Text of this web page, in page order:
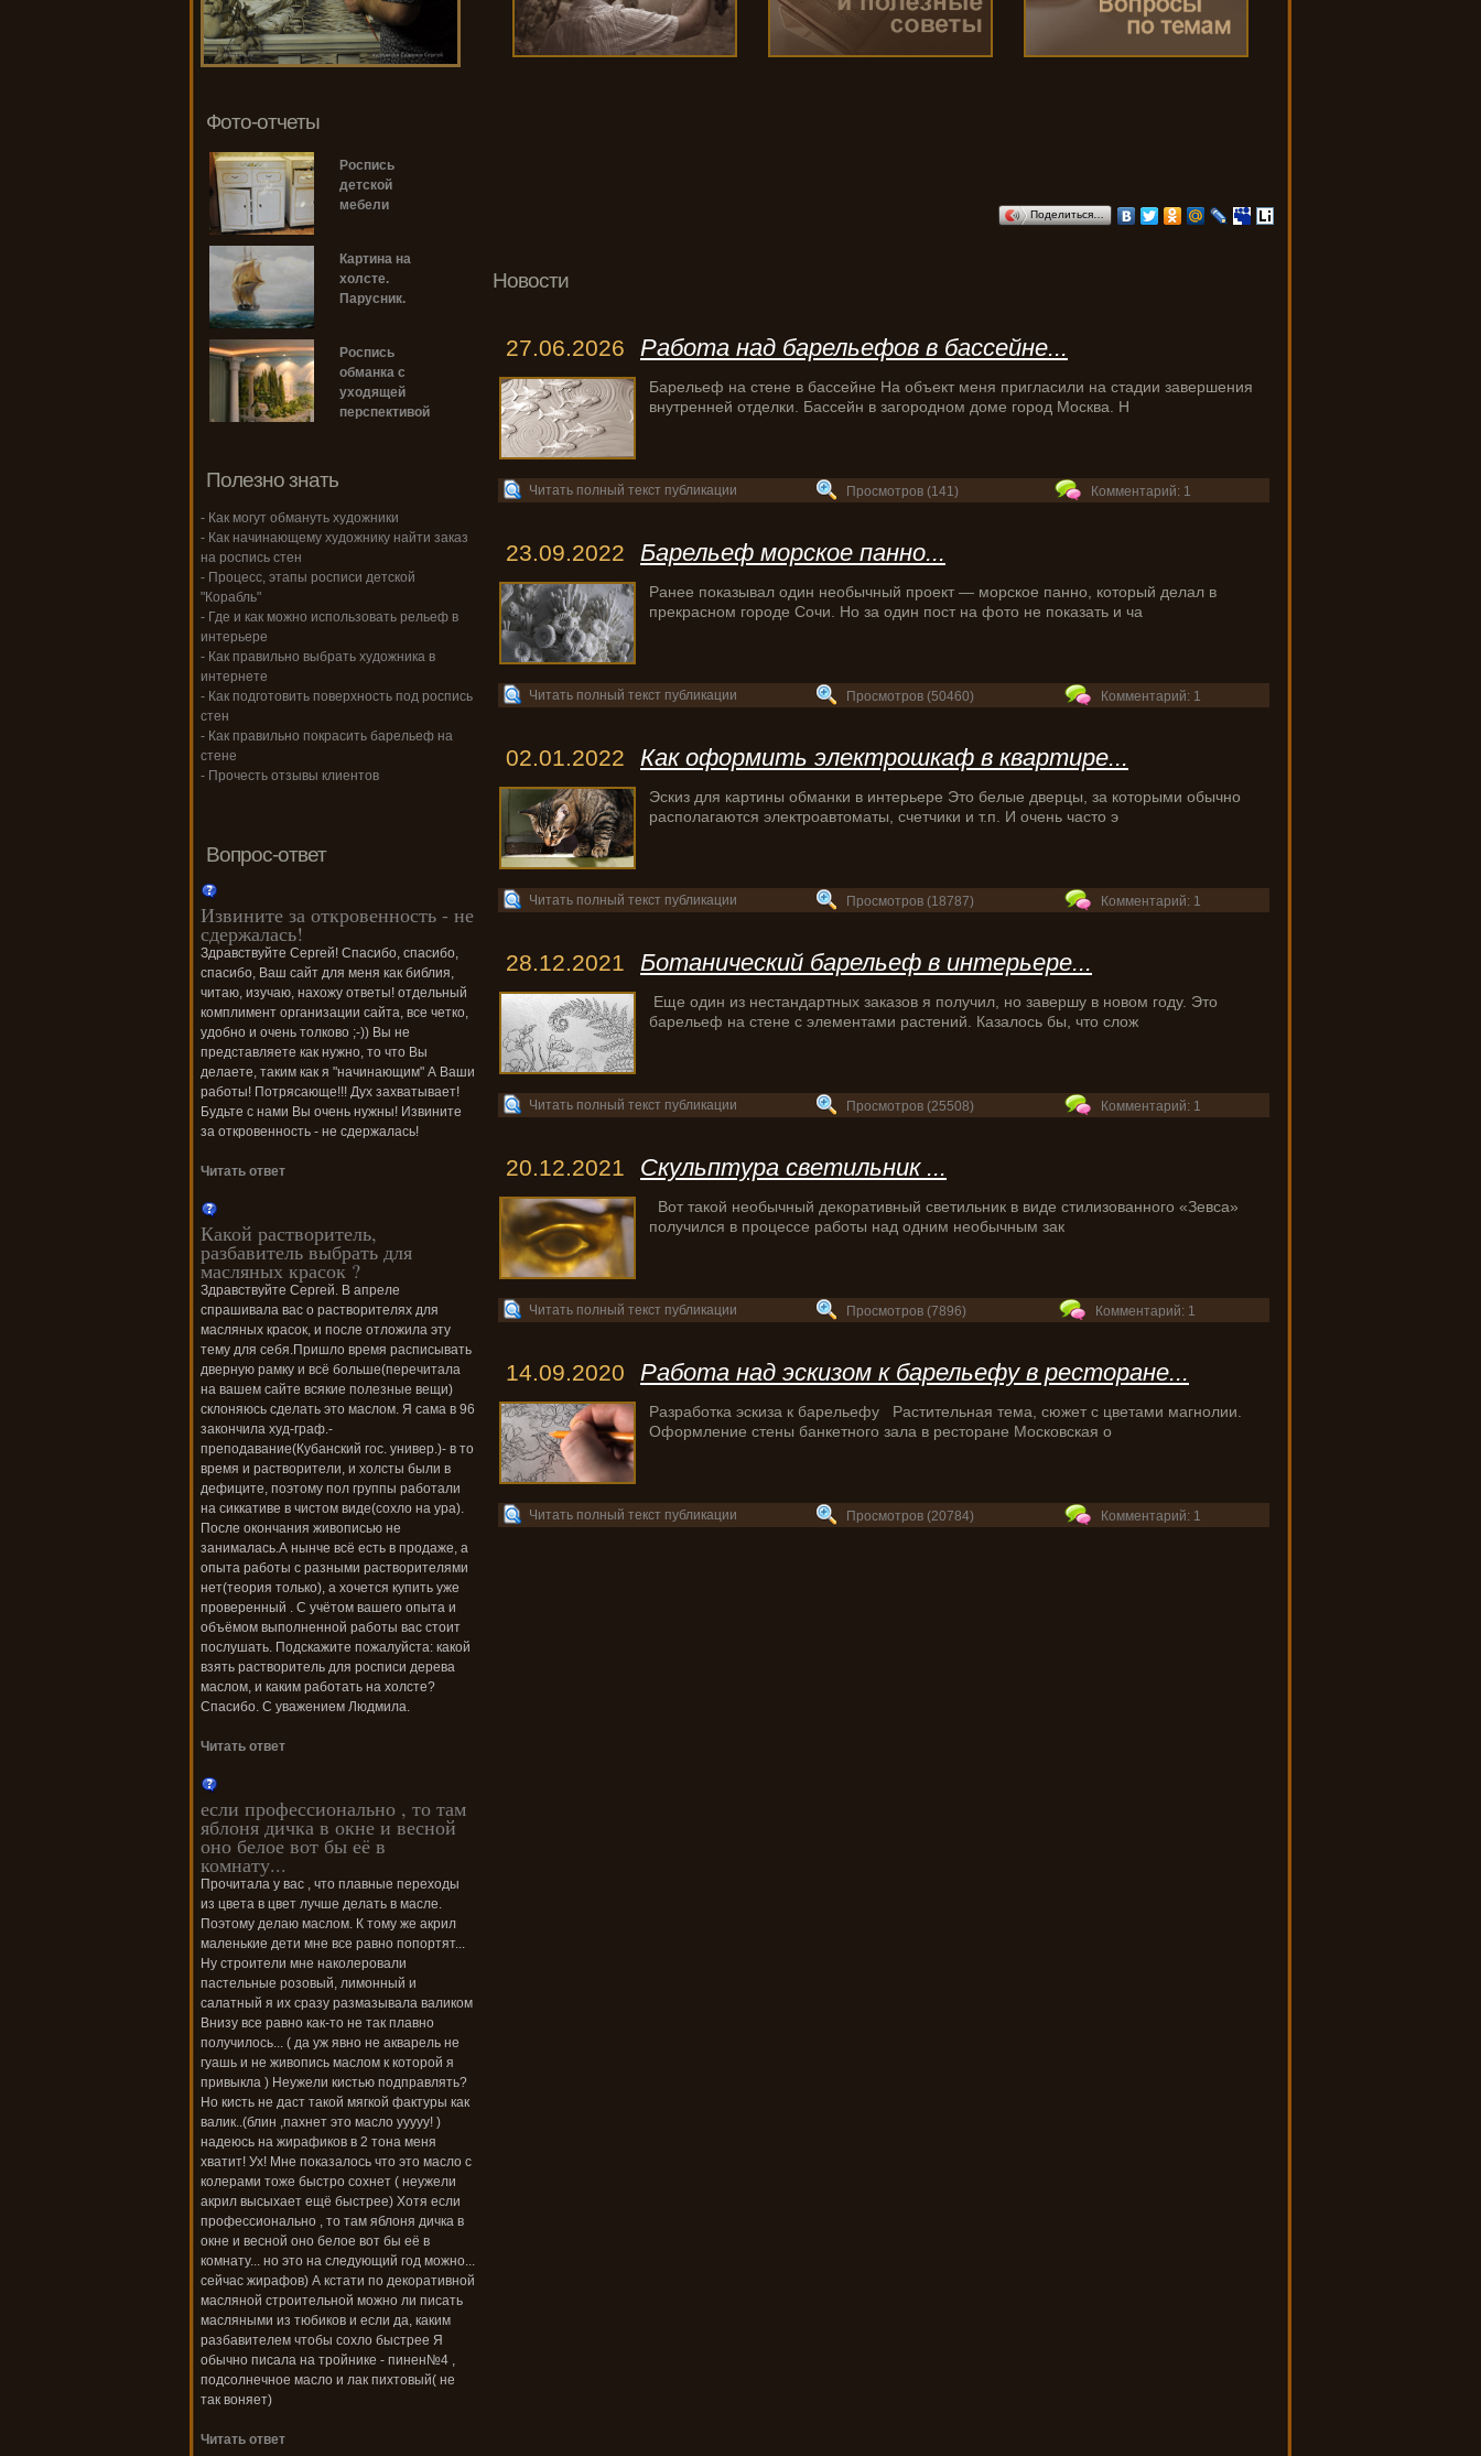
Поделиться…
Новости
27.06.2026 Работа над барельефов в бассейне...
Барельеф на стене в бассейне На объект меня пригласили на стадии завершения
внутренней отделки. Бассейн в загородном доме город Москва. Н
Читать полный текст публикации Просмотров (141) Комментарий: 1
23.09.2022 Барельеф морское панно...
Ранее показывал один необычный проект — морское панно, который делал в
прекрасном городе Сочи. Но за один пост на фото не показать и ча
Читать полный текст публикации Просмотров (50460) Комментарий: 1
02.01.2022 Как оформить электрошкаф в квартире...
Эскиз для картины обманки в интерьере Это белые дверцы, за которыми обычно
располагаются электроавтоматы, счетчики и т.п. И очень часто э
Читать полный текст публикации Просмотров (18787) Комментарий: 1
28.12.2021 Ботанический барельеф в интерьере...
Еще один из нестандартных заказов я получил, но завершу в новом году. Это
барельеф на стене с элементами растений. Казалось бы, что слож
Читать полный текст публикации Просмотров (25508) Комментарий: 1
20.12.2021 Скульптура светильник ...
Вот такой необычный декоративный светильник в виде стилизованного «Зевса»
получился в процессе работы над одним необычным зак
Читать полный текст публикации Просмотров (7896) Комментарий: 1
14.09.2020 Работа над эскизом к барельефу в ресторане...
Разработка эскиза к барельефу Растительная тема, сюжет с цветами магнолии.
Оформление стены банкетного зала в ресторане Московская о
Читать полный текст публикации Просмотров (20784) Комментарий: 1
Фото-отчеты
Роспись
детской
мебели
Картина на
холсте.
Парусник.
Роспись
обманка с
уходящей
перспективой
Полезно знать
- Как могут обмануть художники
- Как начинающему художнику найти заказ
на роспись стен
- Процесс, этапы росписи детской
"Корабль"
- Где и как можно использовать рельеф в
интерьере
- Как правильно выбрать художника в
интернете
- Как подготовить поверхность под роспись
стен
- Как правильно покрасить барельеф на
стене
- Прочесть отзывы клиентов
Вопрос-ответ
Извините за откровенность - не
сдержалась!
Здравствуйте Сергей! Спасибо, спасибо,
спасибо, Ваш сайт для меня как библия,
читаю, изучаю, нахожу ответы! отдельный
комплимент организации сайта, все четко,
удобно и очень толково ;-)) Вы не
представляете как нужно, то что Вы
делаете, таким как я "начинающим" А Ваши
работы! Потрясающе!!! Дух захватывает!
Будьте с нами Вы очень нужны! Извините
за откровенность - не сдержалась!
Читать ответ
Какой растворитель,
разбавитель выбрать для
масляных красок ?
Здравствуйте Сергей. В апреле
спрашивала вас о растворителях для
масляных красок, и после отложила эту
тему для себя.Пришло время расписывать
дверную рамку и всё больше(перечитала
на вашем сайте всякие полезные вещи)
склоняюсь сделать это маслом. Я сама в 96
закончила худ-граф.-
преподавание(Кубанский гос. универ.)- в то
время и растворители, и холсты были в
дефиците, поэтому пол группы работали
на сиккативе в чистом виде(сохло на ура).
После окончания живописью не
занималась.А нынче всё есть в продаже, а
опыта работы с разными растворителями
нет(теория только), а хочется купить уже
проверенный . С учётом вашего опыта и
объёмом выполненной работы вас стоит
послушать. Подскажите пожалуйста: какой
взять растворитель для росписи дерева
маслом, и каким работать на холсте?
Спасибо. С уважением Людмила.
Читать ответ
если профессионально , то там
яблоня дичка в окне и весной
оно белое вот бы её в
комнату...
Прочитала у вас , что плавные переходы
из цвета в цвет лучше делать в масле.
Поэтому делаю маслом. К тому же акрил
маленькие дети мне все равно попортят...
Ну строители мне наколеровали
пастельные розовый, лимонный и
салатный я их сразу размазывала валиком
Внизу все равно как-то не так плавно
получилось... ( да уж явно не акварель не
гуашь и не живопись маслом к которой я
привыкла ) Неужели кистью подправлять?
Но кисть не даст такой мягкой фактуры как
валик..(блин ,пахнет это масло ууууу! )
надеюсь на жирафиков в 2 тона меня
хватит! Ух! Мне показалось что это масло с
колерами тоже быстро сохнет ( неужели
акрил высыхает ещё быстрее) Хотя если
профессионально , то там яблоня дичка в
окне и весной оно белое вот бы её в
комнату... но это на следующий год можно...
сейчас жирафов) А кстати по декоративной
масляной строительной можно ли писать
масляными из тюбиков и если да, каким
разбавителем чтобы сохло быстрее Я
обычно писала на тройнике - пинен№4 ,
подсолнечное масло и лак пихтовый( не
так воняет)
Читать ответ